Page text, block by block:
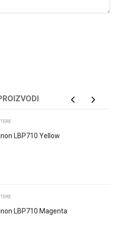
LBP710 Yellow
LBP710 Magenta